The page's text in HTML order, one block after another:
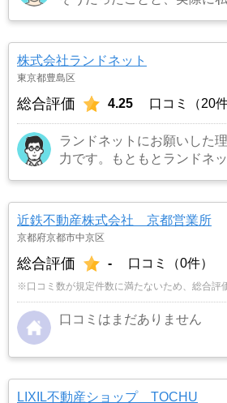
寧でお願いしてよかったで
株式会社ランドネット
東京都豊島区
総合評価 4.25 口コミ（20件
ランドネットにお願いした
力です。もともとランドネ
場がないことで地元の不動
らえませんでした。そこで
した。 …もっと見る
近鉄不動産株式会社 京都営業所
京都府京都市中京区
総合評価 - 口コミ（0件）
※口コミ数が規定件数に満たないため、総合評
口コミはまだありません
LIXIL不動産ショップ TOCHU